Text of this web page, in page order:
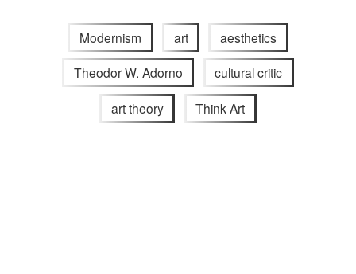
Modernism art aesthetics
Theodor W. Adorno cultural critic
art theory Think Art